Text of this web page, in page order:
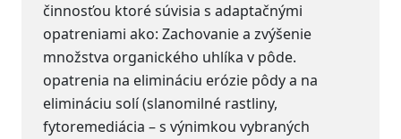
činnosťou ktoré súvisia s adaptačnými
opatreniami ako: Zachovanie a zvýšenie
množstva organického uhlíka v pôde.
opatrenia na elimináciu erózie pôdy a na
elimináciu solí (slanomilné rastliny,
fytoremediácia – s výnimkou vybraných